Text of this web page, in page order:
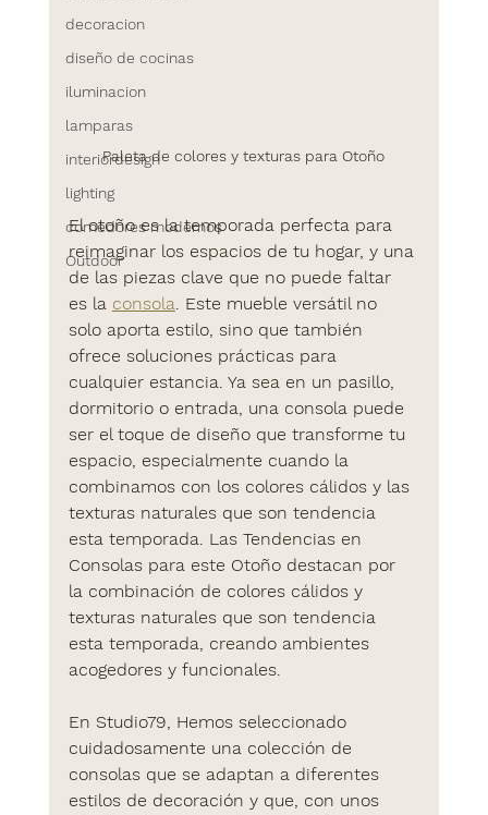
decoracion
diseño de cocinas
iluminacion
lamparas
interiordesign
lighting
comedores modernos
Outdoor
Paleta de colores y texturas para Otoño
El otoño es la temporada perfecta para
reimaginar los espacios de tu hogar, y una
de las piezas clave que no puede faltar
es la consola. Este mueble versátil no
solo aporta estilo, sino que también
ofrece soluciones prácticas para
cualquier estancia. Ya sea en un pasillo,
dormitorio o entrada, una consola puede
ser el toque de diseño que transforme tu
espacio, especialmente cuando la
combinamos con los colores cálidos y las
texturas naturales que son tendencia
esta temporada. Las Tendencias en
Consolas para este Otoño destacan por
la combinación de colores cálidos y
texturas naturales que son tendencia
esta temporada, creando ambientes
acogedores y funcionales.
En Studio79, Hemos seleccionado
cuidadosamente una colección de
consolas que se adaptan a diferentes
estilos de decoración y que, con unos